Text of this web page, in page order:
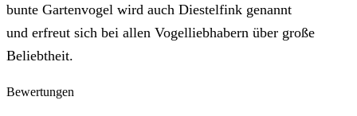
bunte Gartenvogel wird auch Diestelfink genannt
und erfreut sich bei allen Vogelliebhabern über große
Beliebtheit.
Bewertungen